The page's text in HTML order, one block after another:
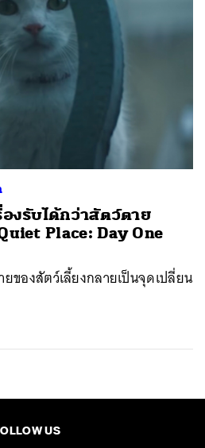
งรับได้กว่าสัตว์ตาย
Place: Day One
ของสัตว์เลี้ยงกลายเป็นจุดเปลี่ยน
US
EMAIL